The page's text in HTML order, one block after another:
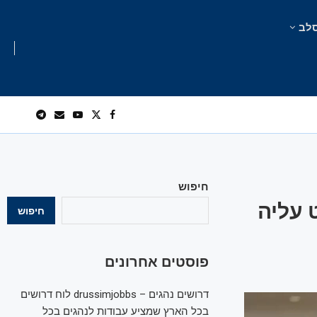
עליה
חיפוש
חיפוש
פוסטים אחרונים
דרושים נהגים – drussimjobbs לוח דרושים
בכל הארץ שמציע עבודות לנהגים בכל